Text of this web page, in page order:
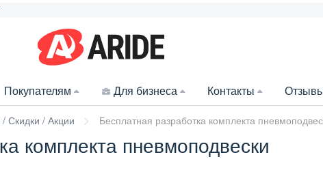
Покупателям Для бизнеса Контакты
Скидки / Акции Бесплатная разработка комплекта
комплекта пневмоподвески